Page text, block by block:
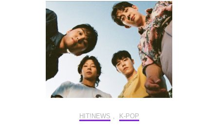
uma
de
suas
“colaborações
sonhos”
HIT!NEWS K-POP